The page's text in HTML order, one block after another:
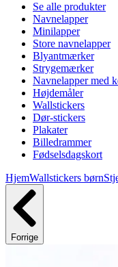
Se alle produkter
Navnelapper
Minilapper
Store navnelapper
Blyantmærker
Strygemærker
Navnelapper med
Højdemåler
Wallstickers
Dør-stickers
Plakater
Billedrammer
Fødselsdagskort
HjemWallstickers børn
Forrige